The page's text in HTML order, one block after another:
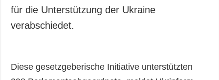
ZUSÄTZLICH LEISTUNGEN
für die Unterstützung der Ukraine
verabschiedet.
Diese gesetzgeberische Initiative unterstützten